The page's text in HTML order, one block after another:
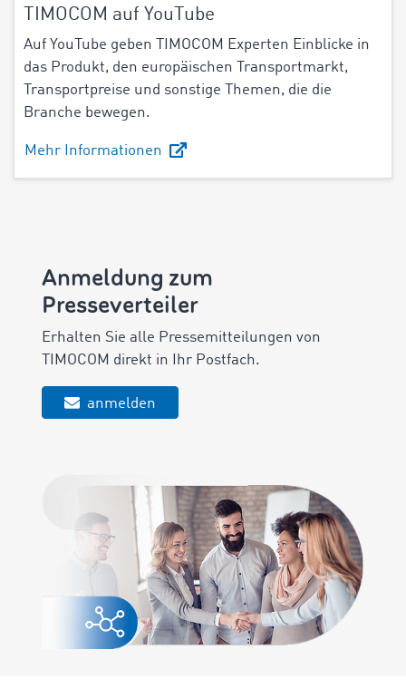
TIMOCOM auf YouTube
Auf YouTube geben TIMOCOM Experten Einblicke in
das Produkt, den europäischen Transportmarkt,
Transportpreise und sonstige Themen, die die
Branche bewegen.
Mehr Informationen
Anmeldung zum
Presseverteiler
Erhalten Sie alle Pressemitteilungen von
TIMOCOM direkt in Ihr Postfach.
anmelden